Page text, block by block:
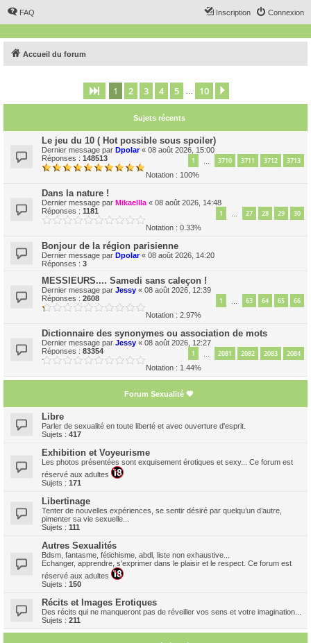
FAQ Connexion
Inscription
Accueil du forum
Page 1sur10
1 2 3 4 5 10
Sujets récents
Le jeu du 10 ( Hot possible sous spoiler)
Dernier message par Dpolar« 08 août 2026, 15:00
Réponses : 148513 1 3710 3711 3712 3713
Notation : 100%
Dans la nature !
Dernier message par Mikaellla « 08 août 2026, 14:48
Réponses : 1181 1 27 28 29 30
Notation : 0.33%
Bonjour de la région parisienne
Dernier message par Dpolar« 08 août 2026, 14:20
Réponses : 3
MESSIEURS.... Samedi sans caleçon !
Dernier message par Jessy « 08 août 2026, 12:39
Réponses : 2608 1 63 64 65 66
Notation : 2.97%
Dictionnaire des synonymes ou association de mots
Dernier message par Jessy « 08 août 2026, 12:27
Réponses : 83354 1 2081 2082 2083 2084
Notation : 1.44%
Forum Sexualité 💗
Libre
Parler de sexualité en toute liberté et avec ouverture d'esprit.
Sujets : 417
Exhibition et Voyeurisme
Les photos présentées sont exquisement érotiques et sexy... Ce forum est
réservé aux adultes
Sujets : 171
Libertinage
Tenter de nouvelles expériences, se sentir désiré par quelqu’un d’autre,
pimenter sa vie sexuelle...
Sujets : 111
Autres Sexualités
Bdsm, fantasme, fétichisme, abdl, liste non exhaustive...
Echanger, apprendre, s'exprimer dans le plaisir et le respect. Ce forum est
réservé aux adultes
Sujets : 150
Récits et Images Erotiques
Des récits qui ne manqueront pas de réveiller vos sens et votre imagination...
Sujets : 211